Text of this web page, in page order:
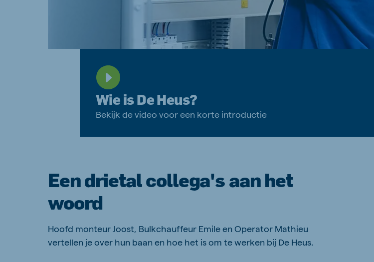
Wie is De Heus?
Bekijk de video voor een korte introductie
Een drietal collega's aan het
woord
Hoofd monteur Joost, Bulkchauffeur Emile en Operator Mathieu
vertellen je over hun baan en hoe het is om te werken bij De Heus.